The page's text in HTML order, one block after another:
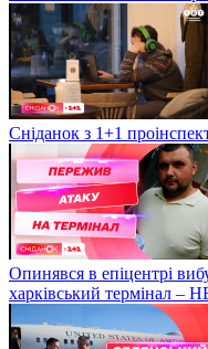
Сніданок з 1+1
Опинявся в епіцентрі
харківський термінал